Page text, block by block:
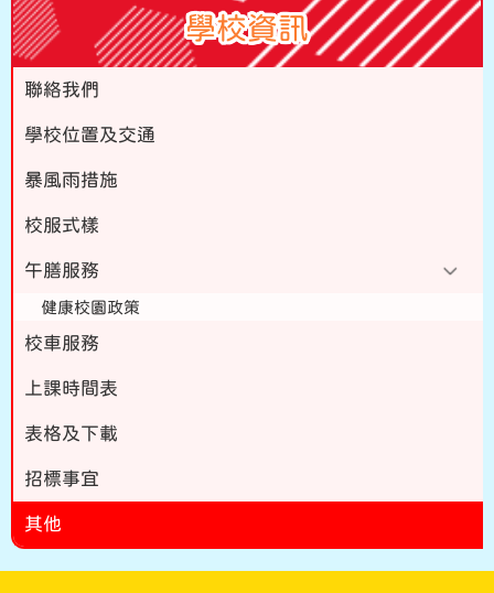
學校資訊
聯絡我們
學校位置及交通
暴風雨措施
校服式樣
午膳服務
健康校園政策
校車服務
上課時間表
表格及下載
招標事宜
其他